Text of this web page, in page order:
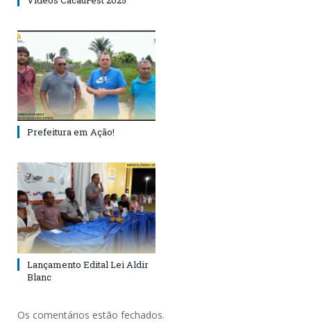
Prefeitura em Ação!
Lançamento Edital Lei Aldir
Blanc
Os comentários estão fechados.